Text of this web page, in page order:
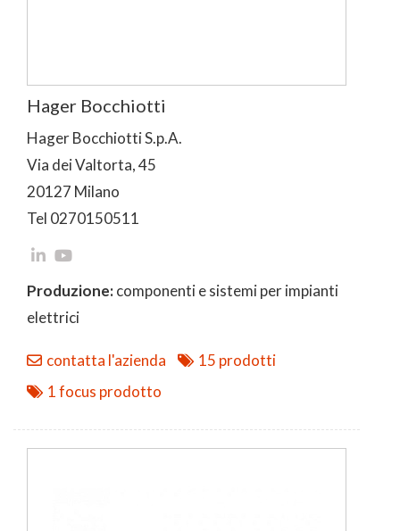
Hager Bocchiotti
Hager Bocchiotti S.p.A.
Via dei Valtorta, 45
20127 Milano
Tel 0270150511
Produzione:componenti e sistemi per impianti
elettrici
contatta l'azienda
15 prodotti
1 focus prodotto